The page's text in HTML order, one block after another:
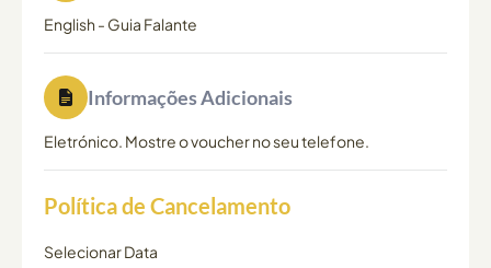
English - Guia Falante
Informações Adicionais
Eletrónico. Mostre o voucher no seu telefone.
Política de Cancelamento
Selecionar Data